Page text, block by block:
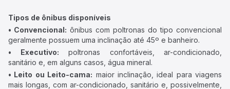
Tipos de ônibus disponíveis
• Convencional: ônibus com poltronas do tipo convencional
geralmente possuem uma inclinação até 45º e banheiro.
• Executivo: poltronas confortáveis, ar-condicionado,
sanitário e, em alguns casos, água mineral.
• Leito ou Leito-cama: maior inclinação, ideal para viagens
mais longas, com ar-condicionado, sanitário e, possivelmente,